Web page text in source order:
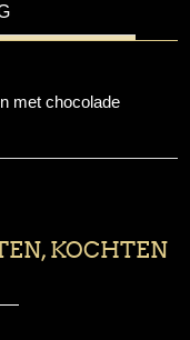
met chocolade
KOCHTEN